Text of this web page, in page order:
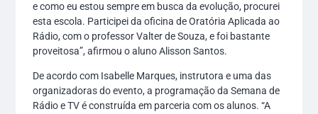
e como eu estou sempre em busca da evolução, procurei
esta escola. Participei da oficina de Oratória Aplicada ao
Rádio, com o professor Valter de Souza, e foi bastante
proveitosa”, afirmou o aluno Alisson Santos.
De acordo com Isabelle Marques, instrutora e uma das
organizadoras do evento, a programação da Semana de
Rádio e TV é construída em parceria com os alunos. “A